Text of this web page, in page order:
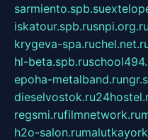
sarmiento.spb.su
iskatour.spb.rusnpi.org.ru
krygeva-spa.ru
hl-beta.spb.ru
epoha-metalband.ru
dieselvostok.ru
regsmi.rufilmnetwork.ru
h2o-salon.ru